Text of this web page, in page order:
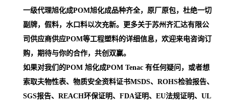
一级代理旭化成POM旭化成品种齐全，原厂原包，杜绝一切
副牌，假料，水口料以次充新。更多关于苏州齐汇达有限公
司供应商供应POM等工程塑料的详细信息，欢迎来电咨询订
购，期待与你的合作，共创双赢。
如果对我们的POM 旭化成POM Tenac 有任何疑问，或者想
索取夫物性表、物质安全资料证书MSDS、ROHS检验报告、
SGS报告、REACH环保证明、FDA证明、EU法规证明、UL